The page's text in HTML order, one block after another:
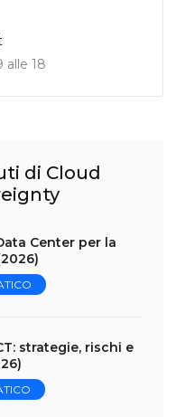
alle 18
di Cloud
Center per la
strategie, rischi e